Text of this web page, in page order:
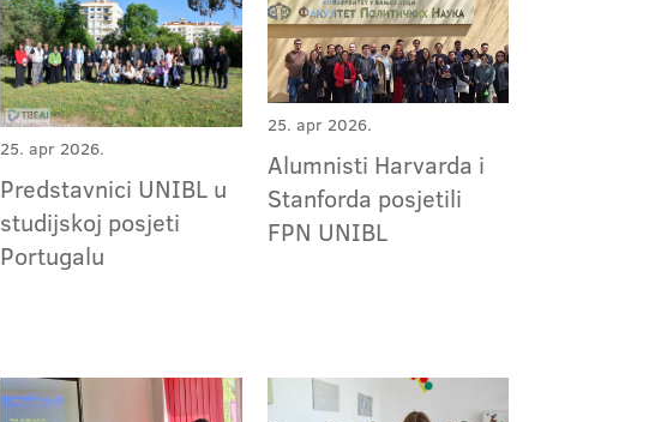
25. apr 2026.
Predstavnici UNIBL u
studijskoj posjeti
Portugalu
25. apr 2026.
Alumnisti Harvarda i
Stanforda posjetili
FPN UNIBL